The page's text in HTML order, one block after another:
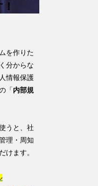
を作りた
分からな
情報保護
「 内部規
うと、社
理・周知
けます。